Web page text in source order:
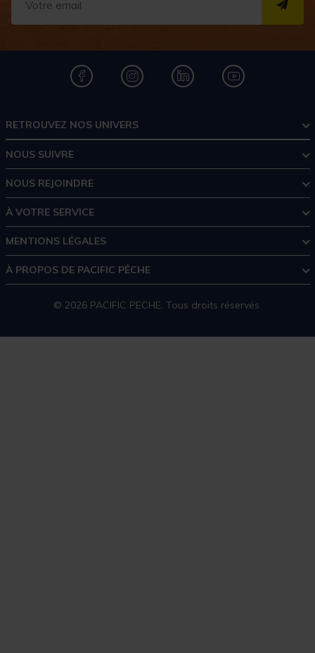
RETROUVEZ NOS UNIVERS
NOUS SUIVRE
NOUS REJOINDRE
À VOTRE SERVICE
MENTIONS LÉGALES
À PROPOS DE PACIFIC PÊCHE
© 2026 PACIFIC PECHE. Tous droits réservés.